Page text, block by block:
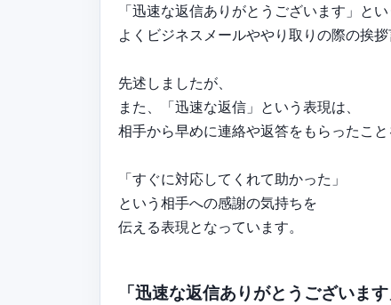
「迅速な返信ありがとうございます」とい
よくビジネスメールややり取りの際の挨拶
先述しましたが、
また、「迅速な返信」という表現は、
相手から早めに連絡や返答をもらったこと
「すぐに対応してくれて助かった」
という相手への感謝の気持ちを
伝える表現となっています。
「迅速な返信ありがとうございま